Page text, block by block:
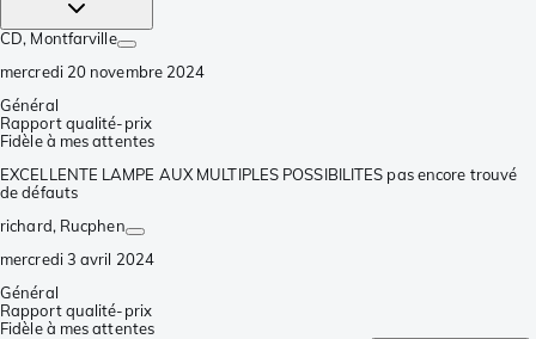
CD, Montfarville
mercredi 20 novembre 2024
Général
Rapport qualité-prix
Fidèle à mes attentes
EXCELLENTE LAMPE AUX MULTIPLES POSSIBILITES pas encore trouvé
de défauts
richard, Rucphen
mercredi 3 avril 2024
Général
Rapport qualité-prix
Fidèle à mes attentes